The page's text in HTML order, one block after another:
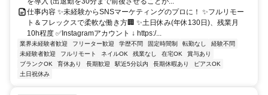
仕事内容 ✨未経験からSNSマーケティングのプロに！ ✨フルリモー
ト＆フレックスで柔軟な働き方🏢 ✨土日休み(年休130日)、残業月
10h程度 ✅Instagramアカウント ↓ https:/...
業界未経験者歓迎 フリーター歓迎 学歴不問 固定時間制 転勤なし
経験不問
未経験者歓迎
フルリモート ネイルOK 残業なし 在宅OK
賞与あり
ブランクOK
育休あり 長期歓迎 駅近5分以内 長期休暇あり
ピアスOK
土日祝休み